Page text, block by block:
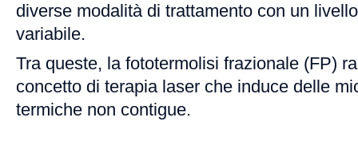
diverse modalità di trattamento con un
variabile.
Tra queste, la fototermolisi frazionale (FP)
concetto di terapia laser che induce delle
termiche non contigue.